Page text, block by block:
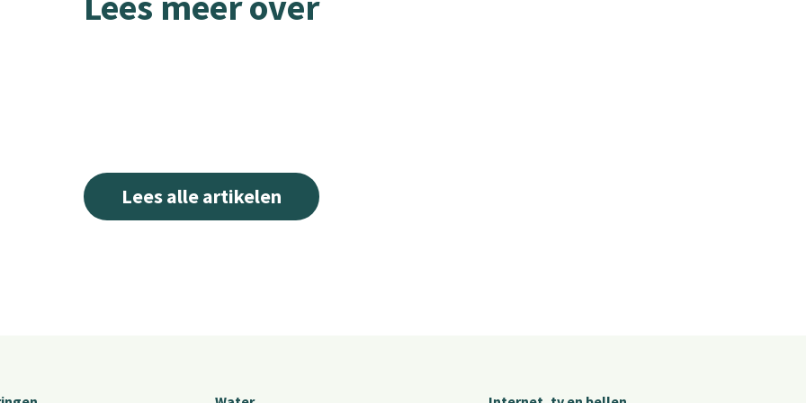
Lees alle artikelen